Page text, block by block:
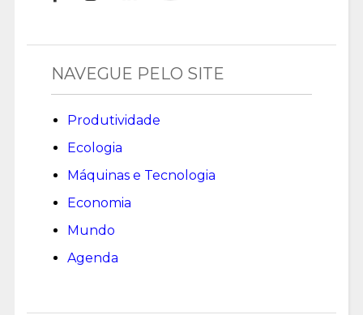
NAVEGUE PELO SITE
Produtividade
Ecologia
Máquinas e Tecnologia
Economia
Mundo
Agenda